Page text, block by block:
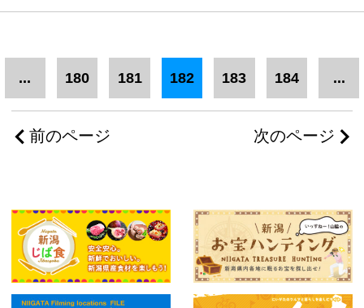
前のページ
... 180 181 182 183 184 ...
次のページ